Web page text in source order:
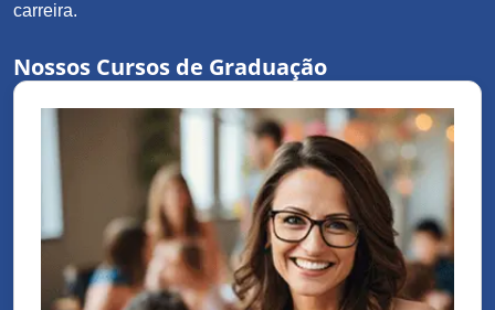
carreira.
Nossos Cursos de Graduação